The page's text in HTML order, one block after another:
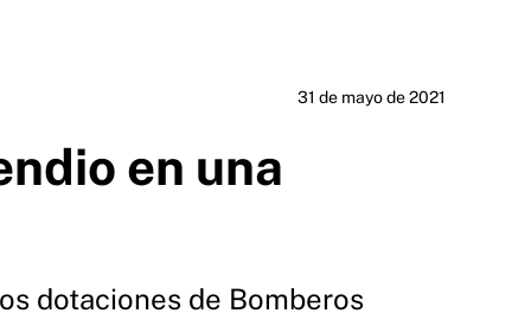
31 de mayo de 2021
en una
dotaciones de Bomberos